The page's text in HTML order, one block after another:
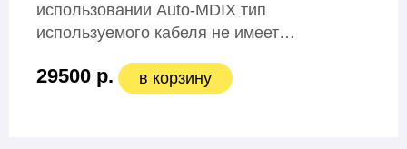
использовании Auto-MDIX тип
используемого кабеля не имеет…
29500 р. в корзину